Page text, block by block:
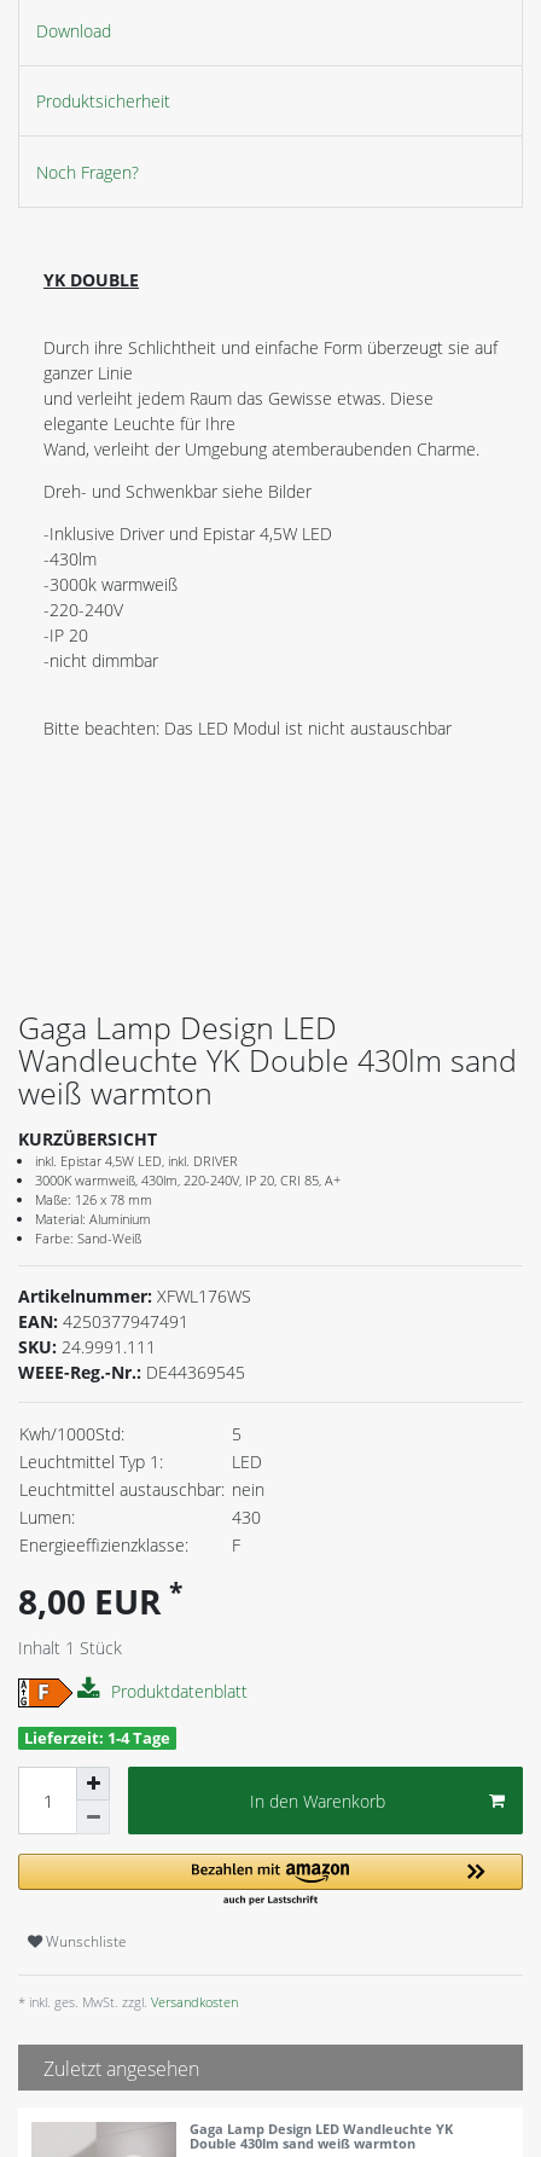
Download
Produktsicherheit
Noch Fragen?
YK DOUBLE
Durch ihre Schlichtheit und einfache Form überzeugt sie auf
ganzer Linie
und verleiht jedem Raum das Gewisse etwas. Diese
elegante Leuchte für Ihre
Wand, verleiht der Umgebung atemberaubenden Charme.
Dreh- und Schwenkbar siehe Bilder
-Inklusive Driver und Epistar 4,5W LED
-430lm
-3000k warmweiß
-220-240V
-IP 20
-nicht dimmbar
Bitte beachten: Das LED Modul ist nicht austauschbar
Gaga Lamp Design LED
Wandleuchte YK Double 430lm sand
weiß warmton
KURZÜBERSICHT
inkl. Epistar 4,5W LED, inkl. DRIVER
3000K warmweiß, 430lm, 220-240V, IP 20, CRI 85, A+
Maße: 126 x 78 mm
Material: Aluminium
Farbe: Sand-Weiß
Artikelnummer: XFWL176WS
EAN: 4250377947491
SKU: 24.9991.111
WEEE-Reg.-Nr.: DE44369545
Kwh/1000Std:
5
Leuchtmittel Typ 1:
LED
Leuchtmittel austauschbar: nein
Lumen:
430
Energieeffizienzklasse:
F
8,00 EUR *
Inhalt 1 Stück
Produktdatenblatt
Lieferzeit: 1-4 Tage
In den Warenkorb
Wunschliste
* inkl. ges. MwSt. zzgl. Versandkosten
Zuletzt angesehen
Gaga Lamp Design LED Wandleuchte YK
Double 430lm sand weiß warmton